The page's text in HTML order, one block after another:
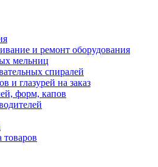
и ремонт оборудования
мельниц
спиралей
и глазурей на заказ
форм, капов
товаров